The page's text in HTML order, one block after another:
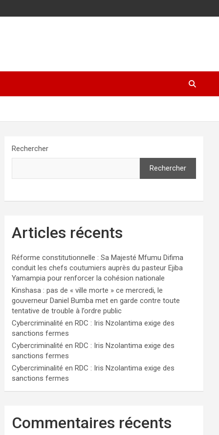
Rechercher
Rechercher
Articles récents
Réforme constitutionnelle : Sa Majesté Mfumu Difima
conduit les chefs coutumiers auprès du pasteur Ejiba
Yamampia pour renforcer la cohésion nationale
Kinshasa : pas de « ville morte » ce mercredi, le
gouverneur Daniel Bumba met en garde contre toute
tentative de trouble à l’ordre public
Cybercriminalité en RDC : Iris Nzolantima exige des
sanctions fermes
Cybercriminalité en RDC : Iris Nzolantima exige des
sanctions fermes
Cybercriminalité en RDC : Iris Nzolantima exige des
sanctions fermes
Commentaires récents